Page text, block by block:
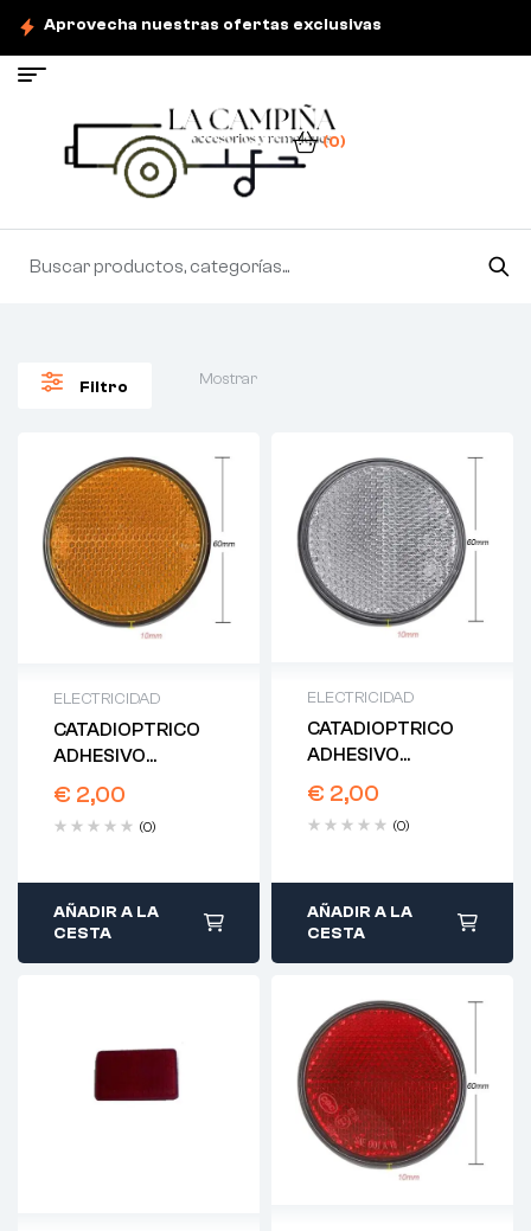
Aprovecha nuestras ofertas exclusivas
(0)
Filtro Mostrar
ELECTRICIDAD
CATADIOPTRICO
ADHESIVO
REDONDO AMBAR
60MM
€ 2,00
(0)
AÑADIR A LA
CESTA
ELECTRICIDAD
CATADIOPTRICO
ADHESIVO
REDONDO BLANCO
60MM
€ 2,00
(0)
AÑADIR A LA
CESTA